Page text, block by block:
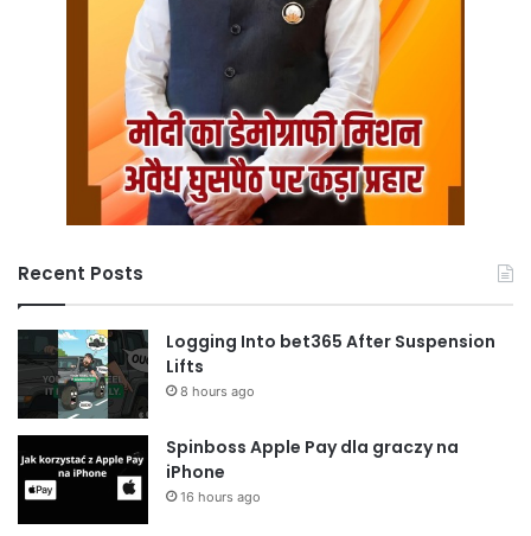
Recent Posts
Logging Into bet365 After Suspension
Lifts
8 hours ago
Spinboss Apple Pay dla graczy na
iPhone
16 hours ago